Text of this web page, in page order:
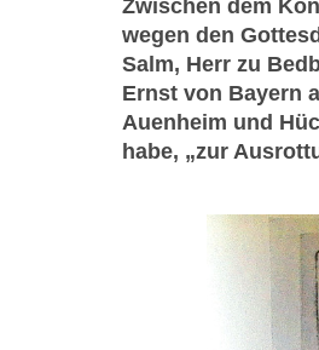
Zwischen dem
wegen den
Salm, Herr zu
Ernst von Bayern
Auenheim und
habe, „zur